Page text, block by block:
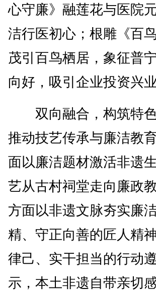
心守廉》融莲花与医院
洁行医初心；根雕《百
茂引百鸟栖居，象征普
向好，吸引企业投资兴业
双向融合，构筑特色
推动技艺传承与廉洁教
面以廉洁题材激活非遗
艺从古村祠堂走向廉政
方面以非遗文脉夯实廉
精、守正向善的匠人精
律己、实干担当的行动
示，本土非遗自带亲切